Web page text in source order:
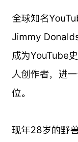
全球知名
Jimmy
成为YouTube
人创作者，进
位。
现年28岁的野